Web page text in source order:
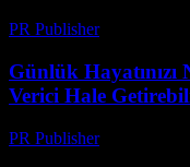
PR Publisher-
Günlük Hayatınızı
Verici Hale
PR Publisher-